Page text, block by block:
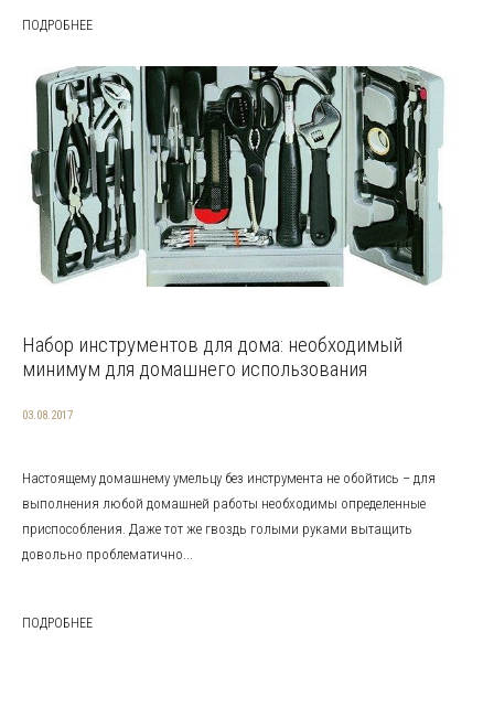
ПОДРОБНЕЕ
Набор инструментов для дома: необходимый
минимум для домашнего использования
03.08.2017
Настоящему домашнему умельцу без инструмента не обойтись – для
выполнения любой домашней работы необходимы определенные
приспособления. Даже тот же гвоздь голыми руками вытащить
довольно проблематично...
ПОДРОБНЕЕ